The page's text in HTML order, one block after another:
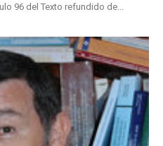
96 del Texto refundido de...